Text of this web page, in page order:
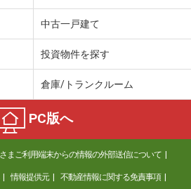
中古一戸建て
投資物件を探す
倉庫/トランクルーム
PC版へ
まご利用端末からの情報の外部送信について
情報提供元 不動産情報に関する免責事項